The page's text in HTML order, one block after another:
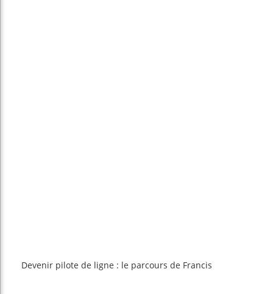
Devenir pilote de ligne : le parcours de Francis